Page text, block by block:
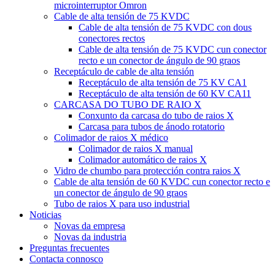
microinterruptor Omron
Cable de alta tensión de 75 KVDC
Cable de alta tensión de 75 KVDC con dous
conectores rectos
Cable de alta tensión de 75 KVDC cun conector
recto e un conector de ángulo de 90 graos
Receptáculo de cable de alta tensión
Receptáculo de alta tensión de 75 KV CA1
Receptáculo de alta tensión de 60 KV CA11
CARCASA DO TUBO DE RAIO X
Conxunto da carcasa do tubo de raios X
Carcasa para tubos de ánodo rotatorio
Colimador de raios X médico
Colimador de raios X manual
Colimador automático de raios X
Vidro de chumbo para protección contra raios X
Cable de alta tensión de 60 KVDC cun conector recto e
un conector de ángulo de 90 graos
Tubo de raios X para uso industrial
Noticias
Novas da empresa
Novas da industria
Preguntas frecuentes
Contacta connosco